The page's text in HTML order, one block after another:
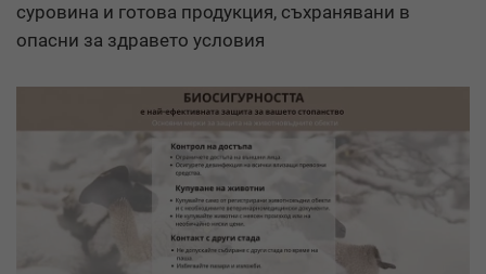
суровина и готова продукция, съхранявани в
опасни за здравето условия